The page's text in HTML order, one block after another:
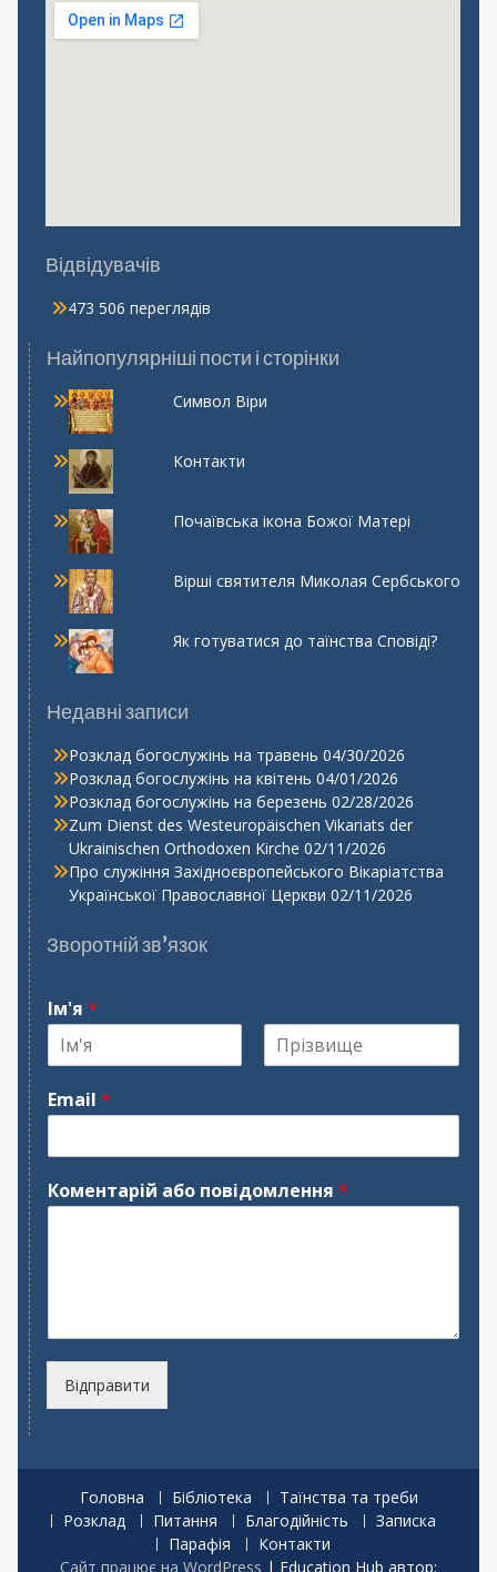
Відвідувачів
473 506 переглядів
Найпопулярніші пости і сторінки
Символ Віри
Контакти
Почаївська ікона Божої Матері
Вірші святителя Миколая Сербського
Як готуватися до таїнства Сповіді?
Недавні записи
Розклад богослужінь на травень 04/30/2026
Розклад богослужінь на квітень 04/01/2026
Розклад богослужінь на березень 02/28/2026
Zum Dienst des Westeuropäischen Vikariats der
Ukrainischen Orthodoxen Kirche 02/11/2026
Про служіння Західноєвропейського Вікаріатства
Української Православної Церкви 02/11/2026
Зворотній зв’язок
Ім'я *
м
'
и
е
Email *
Коментарій або повідомлення *
Відправити
Головна Бібліотека
Таїнства та треби
Розклад
Питання Благодійність
Записка
Парафія
Контакти
Сайт працює на WordPress | Education Hub автор: